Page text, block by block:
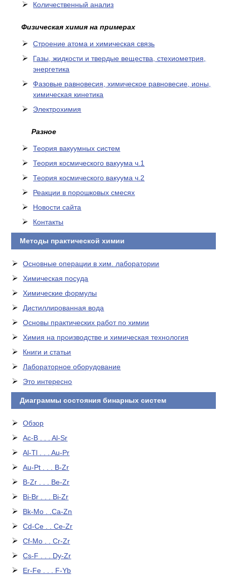
Количественный анализ
Физическая химия на примерах
Cтроение атома и химическая связь
Газы, жидкости и твердые вещества, стехиометрия,
энергетика
Фазовые равновесия, химическое равновесие, ионы,
химическая кинетика
Электрохимия
Разное
Теория вакуумных систем
Теория космического вакуума ч.1
Теория космического вакуума ч.2
Реакции в порошковых смесях
Новости сайта
Контакты
Методы практической химии
Основные операции в хим. лаборатории
Химическая посуда
Химические формулы
Дистиллированная вода
Основы практических работ по химии
Химия на производстве и химическая технология
Книги и статьи
Лабораторное оборудование
Это интересно
Диаграммы состояния бинарных систем
Обзор
Ac-B . . . Al-Sr
Al-Tl . . . Au-Pr
Au-Pt . . . B-Zr
B-Zr . . . Be-Zr
Bi-Br . . . Bi-Zr
Bk-Mo . .Ca-Zn
Cd-Ce . . Ce-Zr
Cf-Mo . . Cr-Zr
Cs-F . . . Dy-Zr
Er-Fe . . . F-Yb